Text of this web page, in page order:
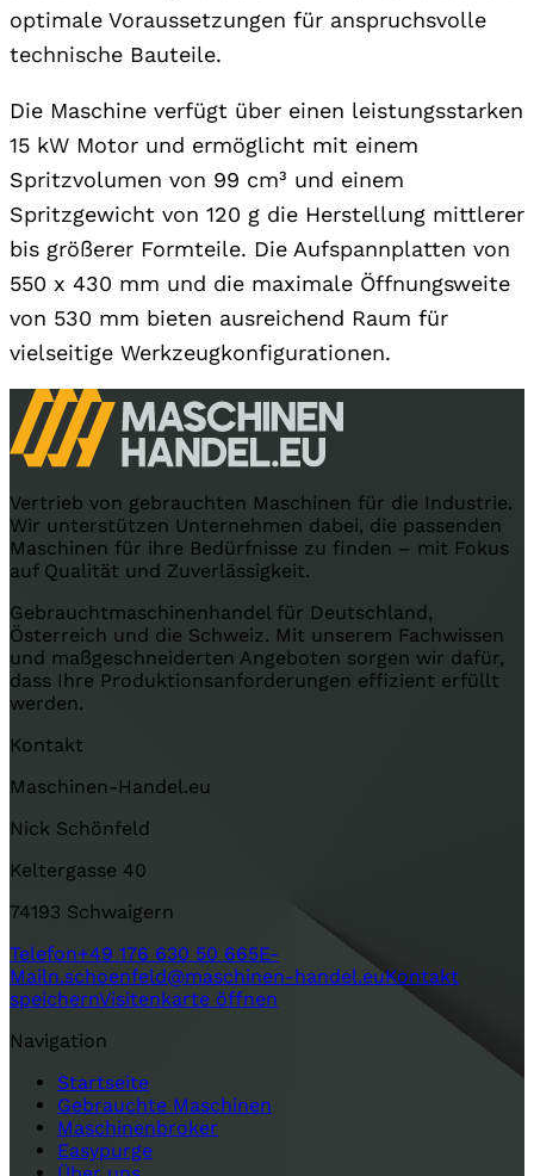
optimale Voraussetzungen für anspruchsvolle
technische Bauteile.
Die Maschine verfügt über einen leistungsstarken
15 kW Motor und ermöglicht mit einem
Spritzvolumen von 99 cm³ und einem
Spritzgewicht von 120 g die Herstellung mittlerer
bis größerer Formteile. Die Aufspannplatten von
550 x 430 mm und die maximale Öffnungsweite
von 530 mm bieten ausreichend Raum für
vielseitige Werkzeugkonfigurationen.
Vertrieb von gebrauchten Maschinen für die Industrie.
Wir unterstützen Unternehmen dabei, die passenden
Maschinen für ihre Bedürfnisse zu finden – mit Fokus
auf Qualität und Zuverlässigkeit.
Gebrauchtmaschinenhandel für Deutschland,
Österreich und die Schweiz. Mit unserem Fachwissen
und maßgeschneiderten Angeboten sorgen wir dafür,
dass Ihre Produktionsanforderungen effizient erfüllt
werden.
Kontakt
Maschinen-Handel.eu
Nick Schönfeld
Keltergasse 40
74193 Schwaigern
Telefon+49 176 630 50 665E-
Mailn.schoenfeld@maschinen-handel.euKontakt
speichernVisitenkarte öffnen
Navigation
Startseite
Gebrauchte Maschinen
Maschinenbroker
Easypurge